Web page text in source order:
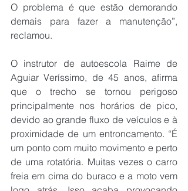
O problema é que estão demorando
demais para fazer a manutenção”,
reclamou.
O instrutor de autoescola Raime de
Aguiar Veríssimo, de 45 anos, afirma
que o trecho se tornou perigoso
principalmente nos horários de pico,
devido ao grande fluxo de veículos e à
proximidade de um entroncamento. “É
um ponto com muito movimento e perto
de uma rotatória. Muitas vezes o carro
freia em cima do buraco e a moto vem